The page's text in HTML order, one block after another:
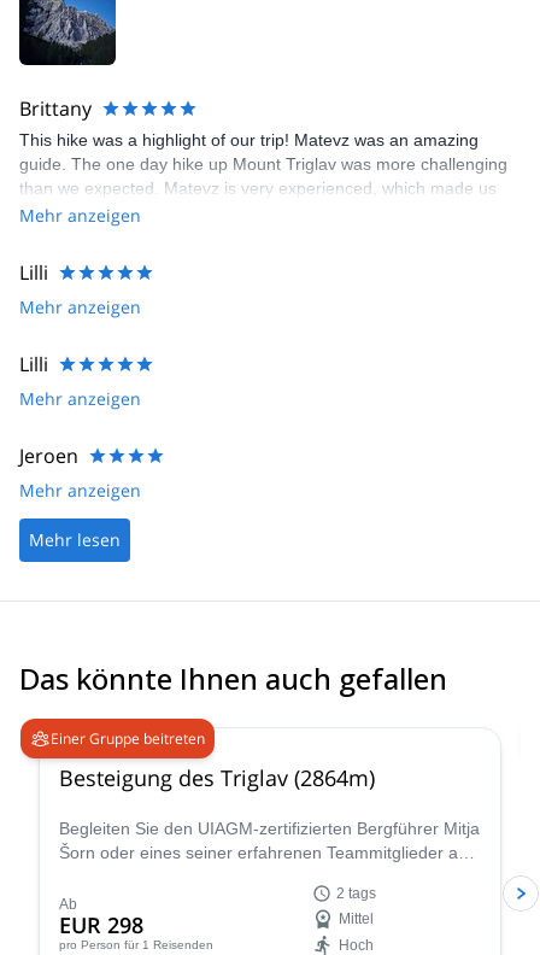
Brittany
This hike was a highlight of our trip! Matevz was an amazing
guide. The one day hike up Mount Triglav was more challenging
than we expected. Matevz is very experienced, which made us
felt safe during the via ferrate section. He was patient and
Mehr anzeigen
Lilli
Mehr anzeigen
Lilli
Mehr anzeigen
Jeroen
Mehr anzeigen
Mehr lesen
Das könnte Ihnen auch gefallen
Einer Gruppe beitreten
4.9 (
Besteigung des Triglav (2864m)
Begleiten Sie den UIAGM-zertifizierten Bergführer Mitja
Šorn oder eines seiner erfahrenen Teammitglieder auf
Sloweniens höchstem Gipfel und dem Herzstück des
atemberaubenden Triglav-Nationalparks.
Ab
EUR 298
pro Person für 1 Reisenden
2 tags
Mittel
Hoch